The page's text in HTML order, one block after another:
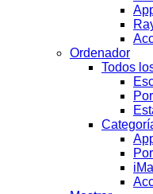
Ordenador
Todos